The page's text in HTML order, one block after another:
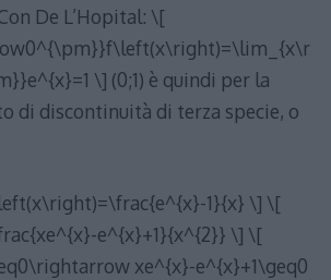
De L’Hopital: \[
\] (0;1) è quindi per la
di discontinuità di terza specie, o
1}{x} \] \[
e^{x}+1}{x^{2}} \] \[
xe^{x}-e^{x}+1\geq0